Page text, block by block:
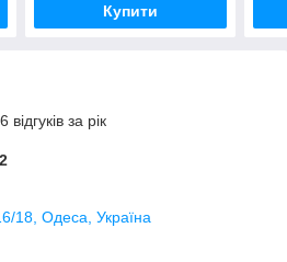
Купити
за рік
18, Одеса, Україна